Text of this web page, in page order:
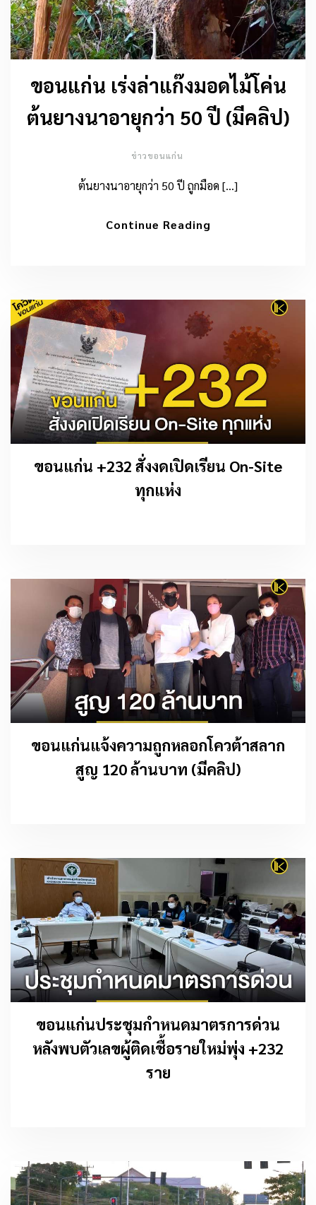
ขอนแก่น เร่งล่าแก๊งมอดไม้โค่น
ต้นยางนาอายุกว่า 50 ปี (มีคลิป)
ข่าวขอนแก่น
ต้นยางนาอายุกว่า 50 ปี ถูกมือด […]
Continue Reading
ขอนแก่น +232 สั่งงดเปิดเรียน On-Site
ทุกแห่ง
ขอนแก่นแจ้งความถูกหลอกโควต้าสลาก
สูญ 120 ล้านบาท (มีคลิป)
ขอนแก่นประชุมกำหนดมาตรการด่วน
หลังพบตัวเลขผู้ติดเชื้อรายใหม่พุ่ง +232
ราย